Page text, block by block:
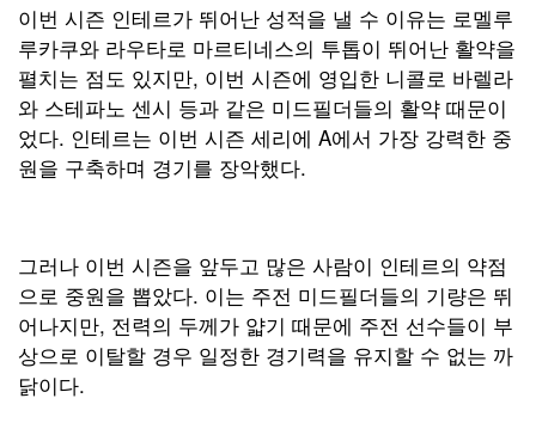
이번 시즌 인테르가 뛰어난 성적을 낼 수 이유는 로멜루
루카쿠와 라우타로 마르티네스의 투톱이 뛰어난 활약을
펼치는 점도 있지만, 이번 시즌에 영입한 니콜로 바렐라
와 스테파노 센시 등과 같은 미드필더들의 활약 때문이
었다. 인테르는 이번 시즌 세리에 A에서 가장 강력한 중
원을 구축하며 경기를 장악했다.
그러나 이번 시즌을 앞두고 많은 사람이 인테르의 약점
으로 중원을 뽑았다. 이는 주전 미드필더들의 기량은 뛰
어나지만, 전력의 두께가 얇기 때문에 주전 선수들이 부
상으로 이탈할 경우 일정한 경기력을 유지할 수 없는 까
닭이다.